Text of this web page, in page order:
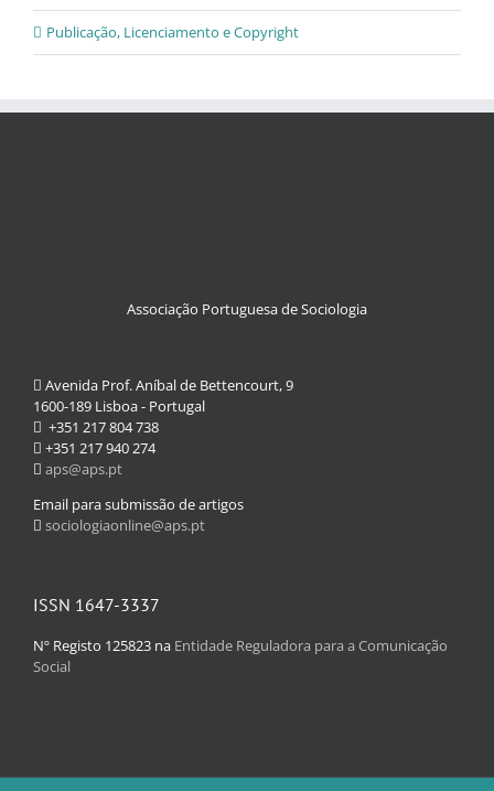
Publicação, Licenciamento e Copyright
Associação Portuguesa de Sociologia
Avenida Prof. Aníbal de Bettencourt, 9
1600-189 Lisboa - Portugal
+351 217 804 738
+351 217 940 274
aps@aps.pt
Email para submissão de artigos
sociologiaonline@aps.pt
ISSN 1647-3337
Nº Registo 125823 na Entidade Reguladora para a Comunicação
Social